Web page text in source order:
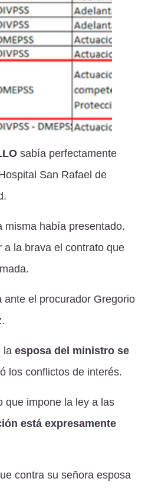
sabía perfectamente
San Rafael de
misma había presentado.
a la brava el contrato que
ante el procurador Gregorio
la esposa del ministro se
los conflictos de interés.
que impone la ley a las
está expresamente
contra su señora esposa